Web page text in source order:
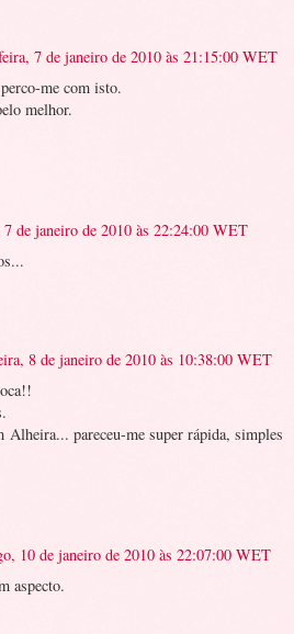
7 de janeiro de 2010 às 21:15:00 WET
me com isto.
melhor.
de janeiro de 2010 às 22:24:00 WET
8 de janeiro de 2010 às 10:38:00 WET
Alheira... pareceu-me super rápida, simples
10 de janeiro de 2010 às 22:07:00 WET
aspecto.